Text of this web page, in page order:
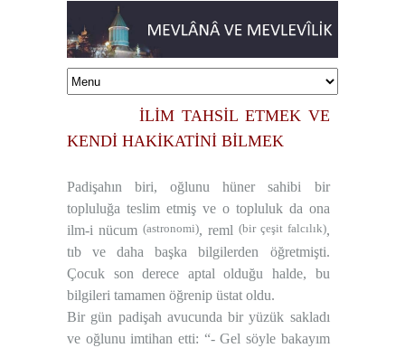
İLİM TAHSİL ETMEK VE
KENDİ HAKİKATİNİ BİLMEK
Padişahın biri, oğlunu hüner sahibi bir
topluluğa teslim etmiş ve o topluluk da ona
ilm-i nücum (astronomi), reml (bir çeşit falcılık),
tıb ve daha başka bilgilerden öğretmişti.
Çocuk son derece aptal olduğu halde, bu
bilgileri tamamen öğrenip üstat oldu.
Bir gün padişah avucunda bir yüzük sakladı
ve oğlunu imtihan etti: “- Gel söyle bakayım